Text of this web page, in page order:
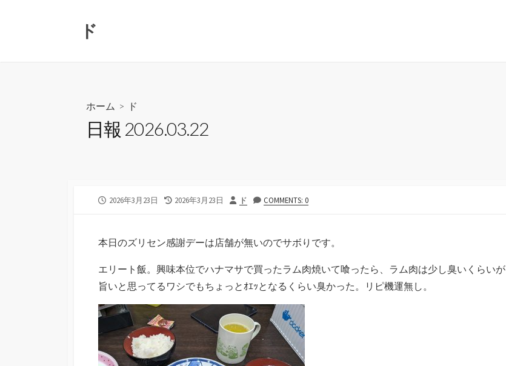
ド
ホーム > ド
日報 2026.03.22
公
2026年3月23日
最
日
2026年3月23日
投
ド COMMENTS: 0
本日のズリセン感謝デーは店舗が無いのでサボりです。
エリート飯。興味本位でハナマサで買ったラム肉焼いて喰ったら、ラム肉は少し臭いくらいが
旨いと思ってるワシでもちょっとｵｴｯとなるくらい臭かった。リピ機運無し。